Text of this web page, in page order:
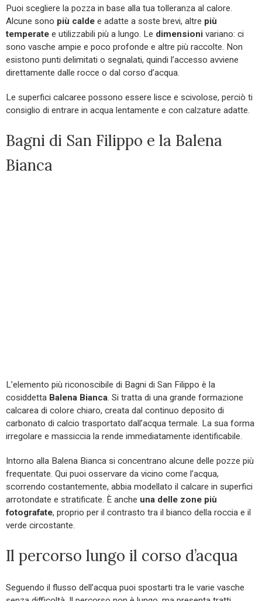
Puoi scegliere la pozza in base alla tua tolleranza al calore.
Alcune sono più calde e adatte a soste brevi, altre più
temperate e utilizzabili più a lungo. Le dimensioni variano: ci
sono vasche ampie e poco profonde e altre più raccolte. Non
esistono punti delimitati o segnalati, quindi l’accesso avviene
direttamente dalle rocce o dal corso d’acqua.
Le superfici calcaree possono essere lisce e scivolose, perciò ti
consiglio di entrare in acqua lentamente e con calzature adatte.
Bagni di San Filippo e la Balena
Bianca
L’elemento più riconoscibile di Bagni di San Filippo è la
cosiddetta Balena Bianca. Si tratta di una grande formazione
calcarea di colore chiaro, creata dal continuo deposito di
carbonato di calcio trasportato dall’acqua termale. La sua forma
irregolare e massiccia la rende immediatamente identificabile.
Intorno alla Balena Bianca si concentrano alcune delle pozze più
frequentate. Qui puoi osservare da vicino come l’acqua,
scorrendo costantemente, abbia modellato il calcare in superfici
arrotondate e stratificate. È anche una delle zone più
fotografate, proprio per il contrasto tra il bianco della roccia e il
verde circostante.
Il percorso lungo il corso d’acqua
Seguendo il flusso dell’acqua puoi spostarti tra le varie vasche